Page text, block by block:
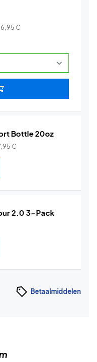
€
Bottle 20oz
€
2.0 3-Pack
Betaalmiddelen